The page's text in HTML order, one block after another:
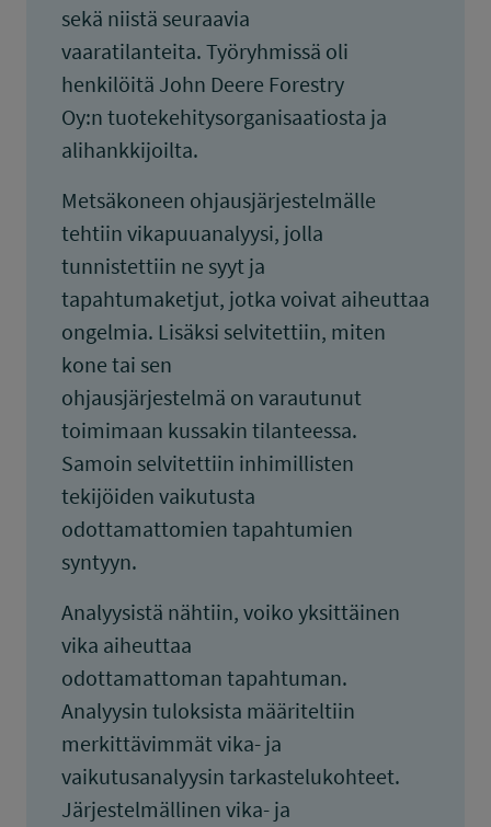
sekä niistä seuraavia
vaaratilanteita. Työryhmissä oli
henkilöitä John Deere Forestry
Oy:n tuotekehitysorganisaatiosta ja
alihankkijoilta.
Metsäkoneen ohjausjärjestelmälle
tehtiin vikapuuanalyysi, jolla
tunnistettiin ne syyt ja
tapahtumaketjut, jotka voivat aiheuttaa
ongelmia. Lisäksi selvitettiin, miten
kone tai sen
ohjausjärjestelmä on varautunut
toimimaan kussakin tilanteessa.
Samoin selvitettiin inhimillisten
tekijöiden vaikutusta
odottamattomien tapahtumien
syntyyn.
Analyysistä nähtiin, voiko yksittäinen
vika aiheuttaa
odottamattoman tapahtuman.
Analyysin tuloksista määriteltiin
merkittävimmät vika- ja
vaikutusanalyysin tarkastelukohteet.
Järjestelmällinen vika- ja